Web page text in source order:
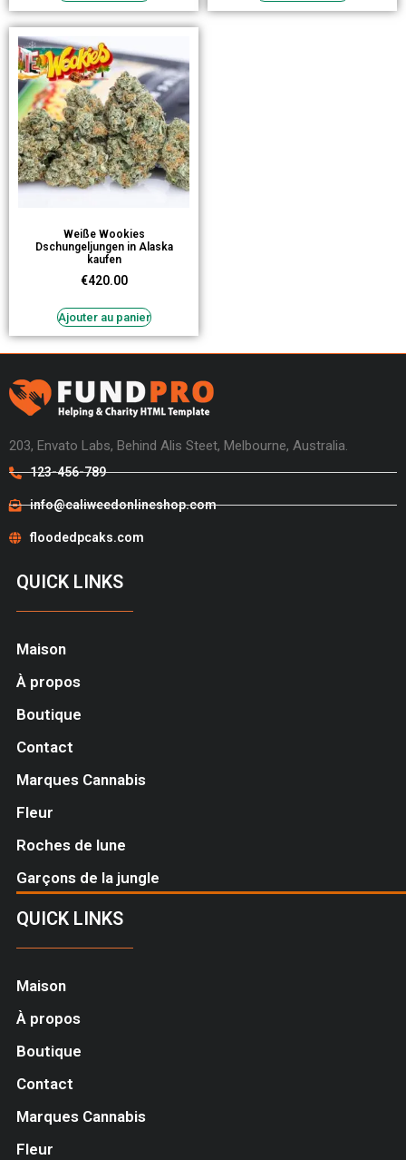
Weiße Wookies
Dschungeljungen in Alaska
kaufen
€420.00
Ajouter au panier
203, Envato Labs, Behind Alis Steet, Melbourne, Australia.
123-456-789
info@caliweedonlineshop.com
floodedpcaks.com
QUICK LINKS
Maison
À propos
Boutique
Contact
Marques Cannabis
Fleur
Roches de lune
Garçons de la jungle
QUICK LINKS
Maison
À propos
Boutique
Contact
Marques Cannabis
Fleur